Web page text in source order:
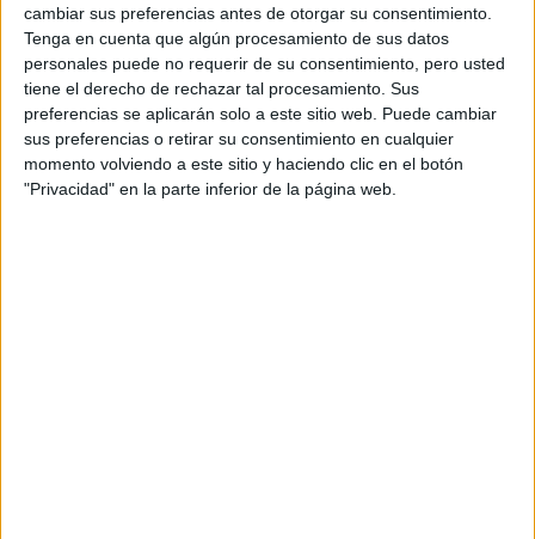
cambiar sus preferencias antes de otorgar su consentimiento.
Tenga en cuenta que algún procesamiento de sus datos
personales puede no requerir de su consentimiento, pero usted
tiene el derecho de rechazar tal procesamiento. Sus
preferencias se aplicarán solo a este sitio web. Puede cambiar
sus preferencias o retirar su consentimiento en cualquier
momento volviendo a este sitio y haciendo clic en el botón
"Privacidad" en la parte inferior de la página web.
Artículos recomendados